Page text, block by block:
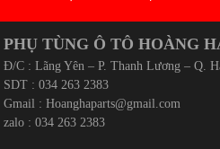
PHỤ TÙNG Ô TÔ HOÀNG
Đ/C : Lãng Yên – P. Thanh Lương – Q.
SDT : 034 263 2383
Gmail :Hoanghaparts@gmail.com
zalo : 034 263 2383